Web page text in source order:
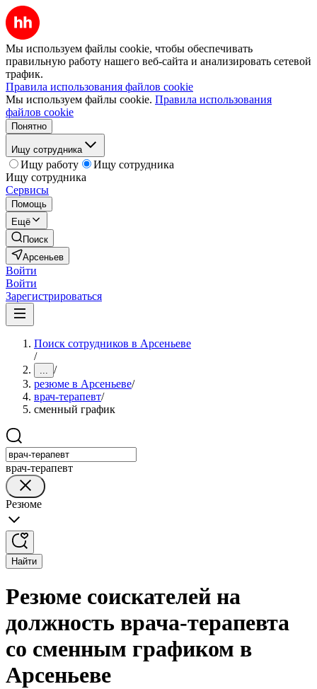
Мы используем файлы cookie, чтобы обеспечивать
правильную работу нашего веб-сайта и анализировать сетевой
трафик.
Правила использования файлов cookie
Мы используем файлы cookie. Правила использования
файлов cookie
Понятно
Ищу сотрудника
Ищу работу
Ищу сотрудника
Ищу сотрудника
Сервисы
Помощь
Ещё
Поиск
Арсеньев
Войти
Войти
Зарегистрироваться
Поиск сотрудников в Арсеньеве
/
... /
резюме в Арсеньеве/
врач-терапевт/
сменный график
врач-терапевт
Резюме
Найти
Резюме соискателей на
должность врача-терапевта
со сменным графиком в
Арсеньеве